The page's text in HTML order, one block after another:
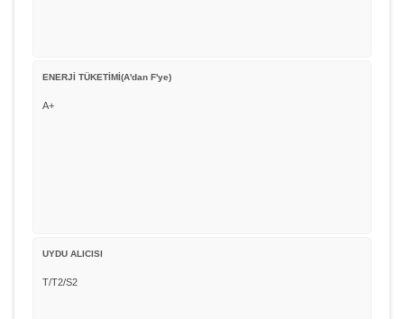
ENERJİ TÜKETİMİ(A'dan F'ye)
A+
UYDU ALICISI
T/T2/S2